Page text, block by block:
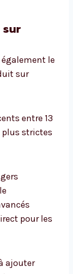
sur
le
sur
entre 13
plus strictes
pour les
ajouter